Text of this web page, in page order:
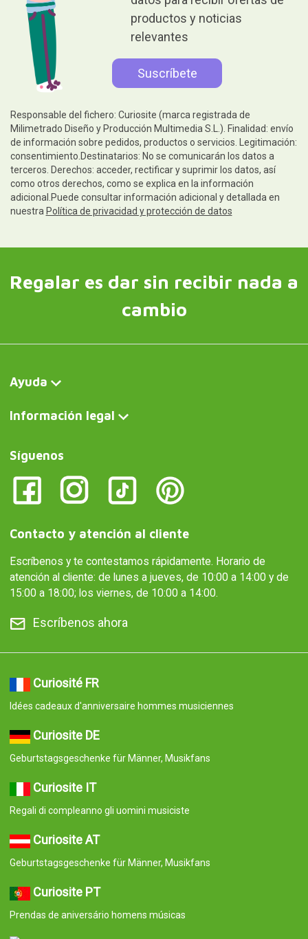
productos y noticias
relevantes
Responsable del fichero: Curiosite (marca registrada de
Milimetrado Diseño y Producción Multimedia S.L.). Finalidad: envío
de información sobre pedidos, productos o servicios. Legitimación:
consentimiento.Destinatarios: No se comunicarán los datos a
terceros. Derechos: acceder, rectificar y suprimir los datos, así
como otros derechos, como se explica en la información
adicional.Puede consultar información adicional y detallada en
nuestra Política de privacidad y protección de datos
Regalar es dar sin recibir nada a
cambio
Ayuda
Información legal
Síguenos
Contacto y atención al cliente
Escríbenos y te contestamos rápidamente. Horario de
atención al cliente: de lunes a jueves, de 10:00 a 14:00 y de
15:00 a 18:00; los viernes, de 10:00 a 14:00.
Escríbenos ahora
Curiosité FR
Idées cadeaux d'anniversaire hommes musiciennes
Curiosite DE
Geburtstagsgeschenke für Männer, Musikfans
Curiosite IT
Regali di compleanno gli uomini musiciste
Curiosite AT
Geburtstagsgeschenke für Männer, Musikfans
Curiosite PT
Prendas de aniversário homens músicas